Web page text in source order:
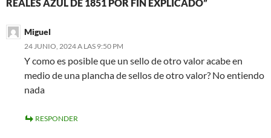
REALES AZUL DE 1851 POR FIN EXPLICADO”
Miguel
24 JUNIO, 2024 A LAS 9:50 PM
Y como es posible que un sello de otro valor acabe en
medio de una plancha de sellos de otro valor? No entiendo
nada
RESPONDER